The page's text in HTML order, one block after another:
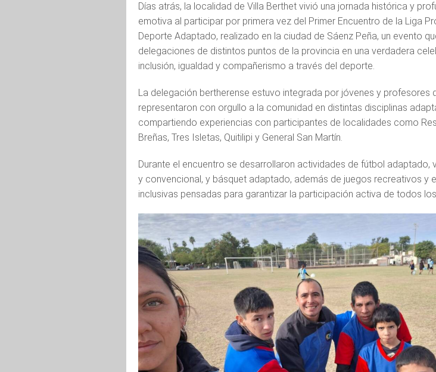
Días atrás, la localidad de Villa Berthet vivió una jornada histórica y
emotiva al participar por primera vez del Primer Encuentro de la Liga
Deporte Adaptado, realizado en la ciudad de Sáenz Peña, un evento
delegaciones de distintos puntos de la provincia en una verdadera
inclusión, igualdad y compañerismo a través del deporte.
La delegación bertherense estuvo integrada por jóvenes y profesores
representaron con orgullo a la comunidad en distintas disciplinas
compartiendo experiencias con participantes de localidades como
Breñas, Tres Isletas, Quitilipi y General San Martín.
Durante el encuentro se desarrollaron actividades de fútbol adaptado,
y convencional, y básquet adaptado, además de juegos recreativos y
inclusivas pensadas para garantizar la participación activa de todos